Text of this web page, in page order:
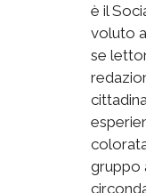
è il
voluto
se
gruppo